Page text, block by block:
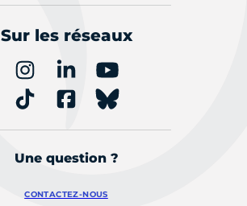
Sur les réseaux
Une question ?
CONTACTEZ-NOUS